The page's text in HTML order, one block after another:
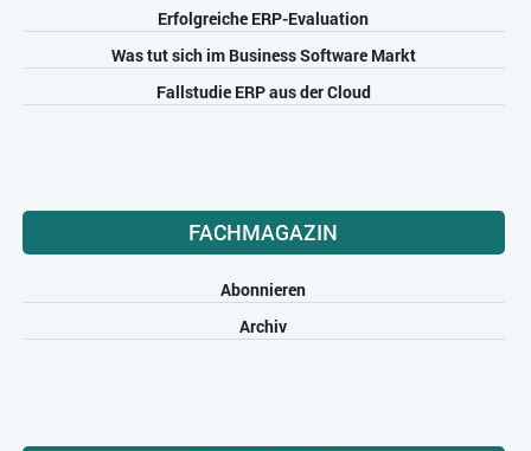
Erfolgreiche ERP-Evaluation
Was tut sich im Business Software Markt
Fallstudie ERP aus der Cloud
FACHMAGAZIN
Abonnieren
Archiv